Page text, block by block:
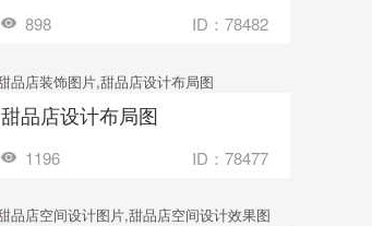
898 ID：78482
收藏 装修成这样要花多少钱？
甜品店设计布局图
1196 ID：78477